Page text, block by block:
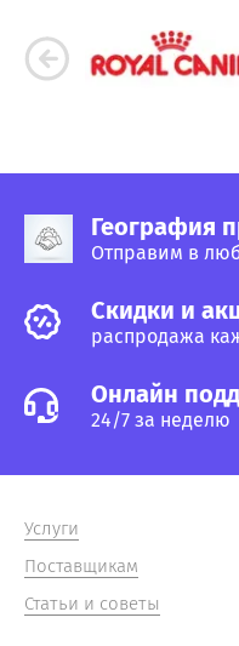
География
Отправим в
Cкидки и
распродажа
Онлайн
24/7 за неделю
Услуги
Поставщикам
Статьи и советы